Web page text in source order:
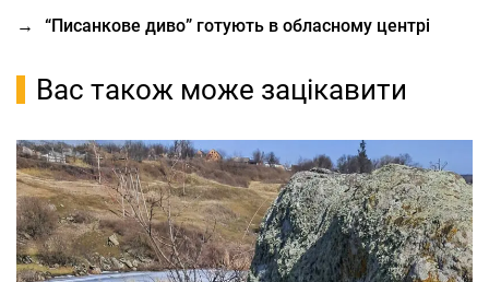
→
“Писанкове диво” готують в обласному центрі
Вас також може зацікавити